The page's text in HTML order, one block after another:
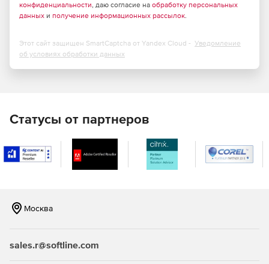
конфиденциальности, даю согласие на обработку персональных
данных и получение информационных рассылок.
Этот сайт защищен SmartCaptcha от Yandex Cloud - Уведомление
об условиях обработки данных
Статусы от партнеров
Москва
sales.r@softline.com